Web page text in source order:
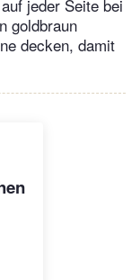
jeder Seite bei
goldbraun
decken, damit